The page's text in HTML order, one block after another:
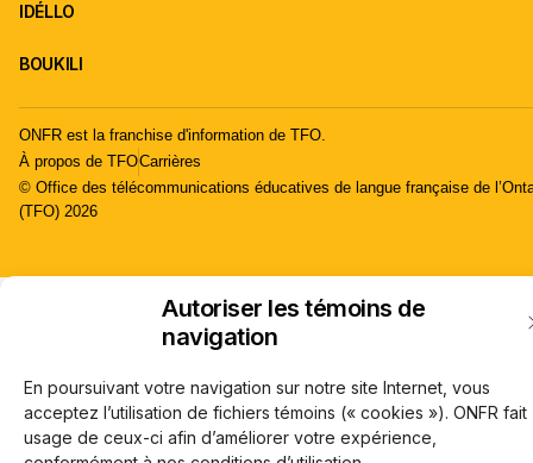
Autoriser les témoins de
navigation
En poursuivant votre navigation sur notre site Internet, vous
acceptez l’utilisation de fichiers témoins (« cookies »). ONFR fait
usage de ceux-ci afin d’améliorer votre expérience,
IDÉLLO
BOUKILI
ONFR est la franchise d'information de TFO.
À propos de TFOCarrières
© Office des télécommunications éducatives de langue française de
(TFO) 2026